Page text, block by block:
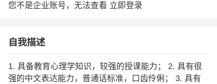
您不是企业账号，无法查看 立即登录
自我描述
1. 具备教育心理学知识，较强的授课能力； 2. 具有很
强的中文表达能力，普通话标准，口齿伶俐； 3. 具有